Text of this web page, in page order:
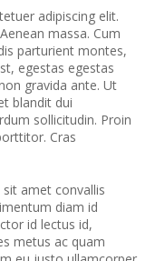
adipiscing elit.
massa. Cum
parturient montes,
egestas egestas
gravida ante. Ut
blandit dui
sollicitudin. Proin
Cras
amet convallis
diam id
id lectus id,
metus ac quam